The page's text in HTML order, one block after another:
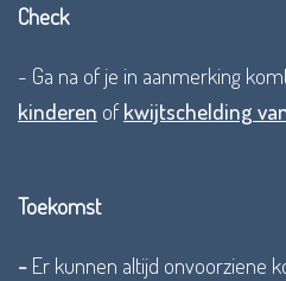
Check
- Ga na of je in aanmerking
kinderen of kwijtschelding
Toekomst
- Er kunnen altijd onvoorziene